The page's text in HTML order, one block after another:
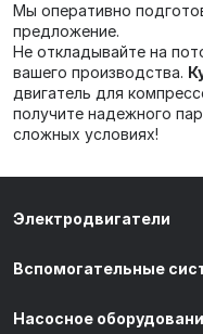
Мы оперативно
предложение.
Не откладывайте на
вашего производства.
двигатель для
получите надежного
сложных условиях!
Электродвигатели
Вспомогательные
Насосное